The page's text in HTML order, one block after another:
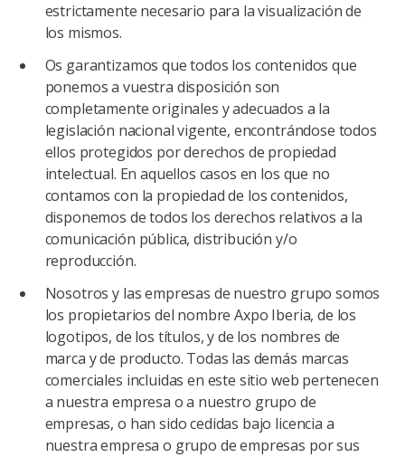
estrictamente necesario para la visualización de
los mismos.
Os garantizamos que todos los contenidos que
ponemos a vuestra disposición son
completamente originales y adecuados a la
legislación nacional vigente, encontrándose todos
ellos protegidos por derechos de propiedad
intelectual. En aquellos casos en los que no
contamos con la propiedad de los contenidos,
disponemos de todos los derechos relativos a la
comunicación pública, distribución y/o
reproducción.
Nosotros y las empresas de nuestro grupo somos
los propietarios del nombre Axpo Iberia, de los
logotipos, de los títulos, y de los nombres de
marca y de producto. Todas las demás marcas
comerciales incluidas en este sitio web pertenecen
a nuestra empresa o a nuestro grupo de
empresas, o han sido cedidas bajo licencia a
nuestra empresa o grupo de empresas por sus